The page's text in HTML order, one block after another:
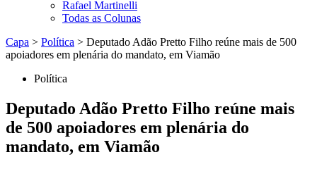
Rafael Martinelli
Todas as Colunas
Capa > Política > Deputado Adão Pretto Filho reúne mais de 500
apoiadores em plenária do mandato, em Viamão
Política
Deputado Adão Pretto Filho reúne mais
de 500 apoiadores em plenária do
mandato, em Viamão